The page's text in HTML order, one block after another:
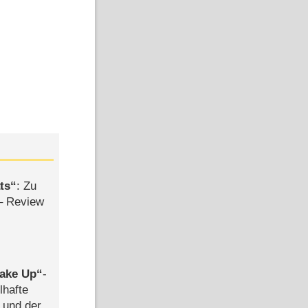
: Zu
Review
Up -
der